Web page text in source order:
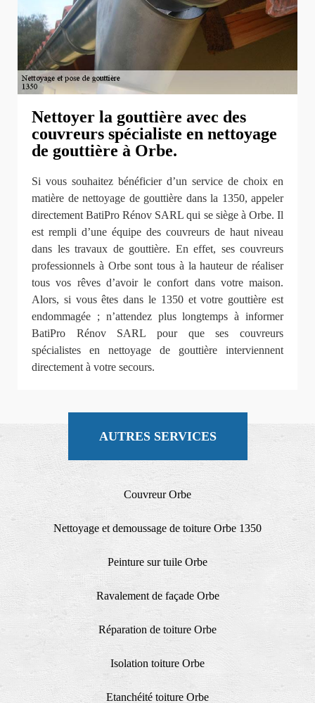
Nettoyer la gouttière avec des
couvreurs spécialiste en nettoyage
de gouttière à Orbe.
Si vous souhaitez bénéficier d’un service de choix en
matière de nettoyage de gouttière dans la 1350, appeler
directement BatiPro Rénov SARL qui se siège à Orbe. Il
est rempli d’une équipe des couvreurs de haut niveau
dans les travaux de gouttière. En effet, ses couvreurs
professionnels à Orbe sont tous à la hauteur de réaliser
tous vos rêves d’avoir le confort dans votre maison.
Alors, si vous êtes dans le 1350 et votre gouttière est
endommagée ; n’attendez plus longtemps à informer
BatiPro Rénov SARL pour que ses couvreurs
spécialistes en nettoyage de gouttière interviennent
directement à votre secours.
AUTRES SERVICES
Couvreur Orbe
Nettoyage et demoussage de toiture Orbe 1350
Peinture sur tuile Orbe
Ravalement de façade Orbe
Réparation de toiture Orbe
Isolation toiture Orbe
Etanchéité toiture Orbe